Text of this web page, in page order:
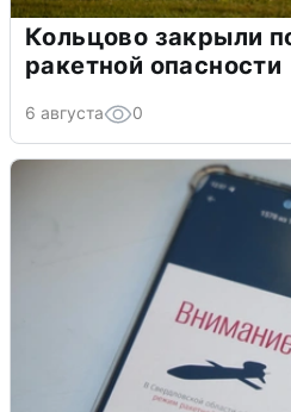
Кольцово закрыли
ракетной опасности
6 августа 0